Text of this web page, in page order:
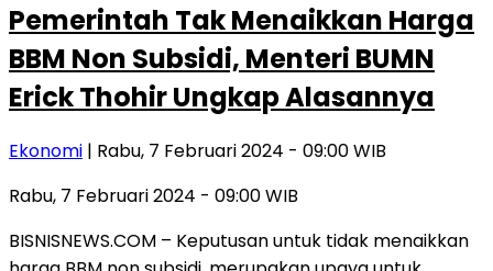
Pemerintah Tak Menaikkan Harga
BBM Non Subsidi, Menteri BUMN
Erick Thohir Ungkap Alasannya
Ekonomi | Rabu, 7 Februari 2024 - 09:00 WIB
Rabu, 7 Februari 2024 - 09:00 WIB
BISNISNEWS.COM – Keputusan untuk tidak menaikkan